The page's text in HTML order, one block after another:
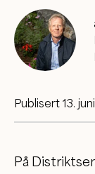
Publisert 13.
På